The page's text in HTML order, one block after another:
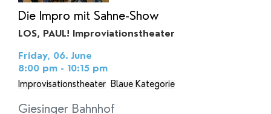
Die Impro mit Sahne-Show
LOS, PAUL! Improviationstheater
Friday, 06. June
8:00 pm - 10:15 pm
Improvisationstheater Blaue Kategorie
Giesinger Bahnhof